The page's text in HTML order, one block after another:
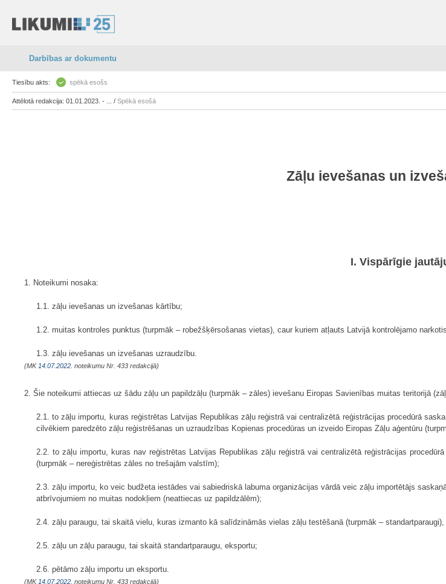
Darbības ar dokumentu
Tiesību akts: spēkā esošs
Attēlotā redakcija: 01.01.2023. - ... / Spēkā esošā
Zāļu ievešanas un
I. Vispārīgie
1. Noteikumi nosaka:
1.1. zāļu ievešanas un izvešanas kārtību;
1.2. muitas kontroles punktus (turpmāk – robežšķērsošanas vietas), caur kuriem atļauts Latvijā kontrolējamo
1.3. zāļu ievešanas un izvešanas uzraudzību.
(MK 14.07.2022. noteikumu Nr. 433 redakcijā)
2. Šie noteikumi attiecas uz šādu zāļu un papildzāļu (turpmāk – zāles) ievešanu Eiropas Savienības muitas teritorijā
2.1. to zāļu importu, kuras reģistrētas Latvijas Republikas zāļu reģistrā vai centralizētā reģistrācijas procedūrā
cilvēkiem paredzēto zāļu reģistrēšanas un uzraudzības Kopienas procedūras un izveido Eiropas Zāļu aģentūru
2.2. to zāļu importu, kuras nav reģistrētas Latvijas Republikas zāļu reģistrā vai centralizētā reģistrācijas
(turpmāk – nereģistrētas zāles no trešajām valstīm);
2.3. zāļu importu, ko veic budžeta iestādes vai sabiedriskā labuma organizācijas vārdā veic zāļu importētājs
atbrīvojumiem no muitas nodokļiem (neattiecas uz papildzālēm);
2.4. zāļu paraugu, tai skaitā vielu, kuras izmanto kā salīdzināmās vielas zāļu testēšanā (turpmāk – standartparaugi),
2.5. zāļu un zāļu paraugu, tai skaitā standartparaugu, eksportu;
2.6. pētāmo zāļu importu un eksportu.
(MK 14.07.2022. noteikumu Nr. 433 redakcijā)